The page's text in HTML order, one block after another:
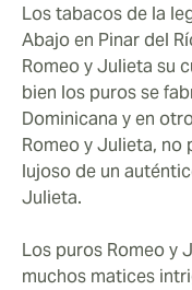
Los tabacos de la
Abajo en Pinar del
Romeo y Julieta su
bien los puros se
Dominicana y en
Romeo y Julieta, no
lujoso de un
Julieta.
Los puros Romeo y
muchos matices